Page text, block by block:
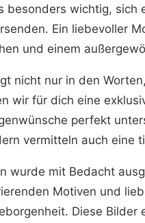
besonders wichtig, sich
Ein liebevoller
und einem
nicht nur in den
wir für dich eine
perfekt
vermitteln auch eine
wurde mit Bedacht
Motiven und
Diese